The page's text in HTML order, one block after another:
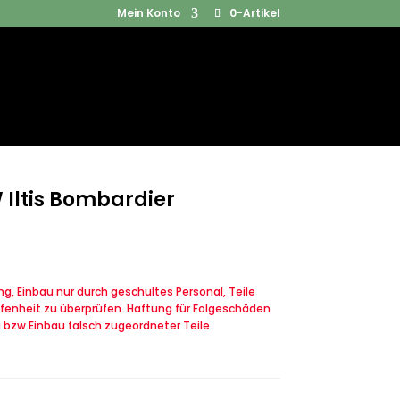
Mein Konto 0-Artikel
Products
Iltis Bombardier
Einbau nur durch geschultes Personal, Teile
zu überprüfen. Haftung für Folgeschäden
falsch zugeordneter Teile